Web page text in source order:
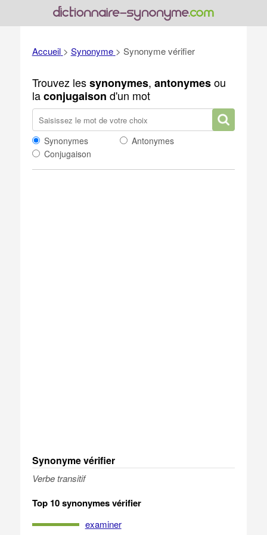
Accueil > Synonyme > Synonyme vérifier
Trouvez lessynonymes, antonymesou
laconjugaison d'un mot
Synonymes
Antonymes
Conjugaison
Synonyme vérifier
Verbe transitif
Top 10 synonymes vérifier
examiner